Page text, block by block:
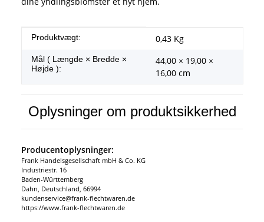
#productDetails.itemInformation#
#productDetails.itemValue#
Produktvægt: 0,43 Kg
Mål ( Længde × Bredde ×
Højde ):
44,00 × 19,00 ×
16,00 cm
Oplysninger om produktsikkerhed
Producentoplysninger:
Frank Handelsgesellschaft mbH & Co. KG
Industriestr. 16
Baden-Württemberg
Dahn, Deutschland, 66994
kundenservice@frank-flechtwaren.de
https://www.frank-flechtwaren.de